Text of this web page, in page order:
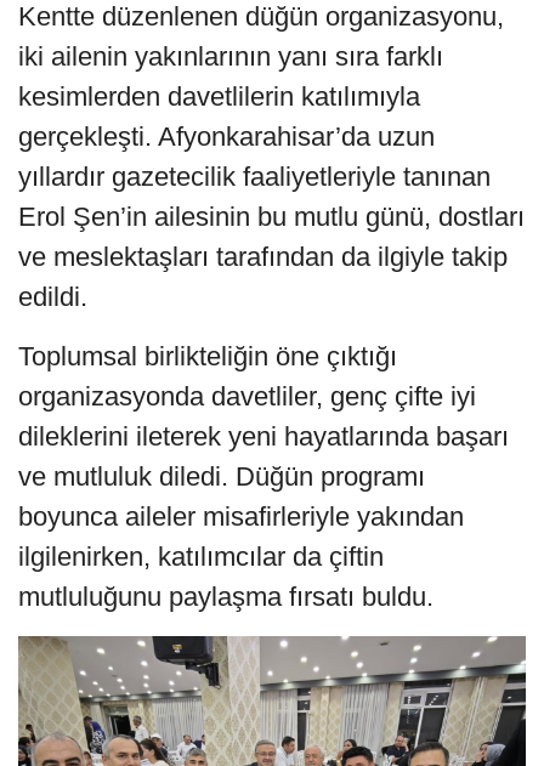
Kentte düzenlenen düğün organizasyonu,
iki ailenin yakınlarının yanı sıra farklı
kesimlerden davetlilerin katılımıyla
gerçekleşti. Afyonkarahisar’da uzun
yıllardır gazetecilik faaliyetleriyle tanınan
Erol Şen’in ailesinin bu mutlu günü, dostları
ve meslektaşları tarafından da ilgiyle takip
edildi.
Toplumsal birlikteliğin öne çıktığı
organizasyonda davetliler, genç çifte iyi
dileklerini ileterek yeni hayatlarında başarı
ve mutluluk diledi. Düğün programı
boyunca aileler misafirleriyle yakından
ilgilenirken, katılımcılar da çiftin
mutluluğunu paylaşma fırsatı buldu.